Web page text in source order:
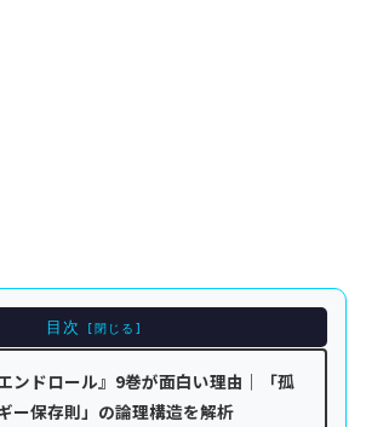
目次
ンドロール』9巻が面白い理由｜「孤
ー保存則」の論理構造を解析